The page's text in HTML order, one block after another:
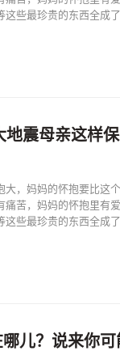
这些最珍贵的东西全成
地震母亲这样
，妈妈的怀抱要比这
痛苦，妈妈的怀抱里有
这些最珍贵的东西全成
儿？说来你